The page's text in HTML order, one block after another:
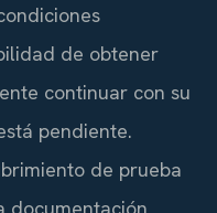
de obtener
continuar con su
pendiente.
de prueba